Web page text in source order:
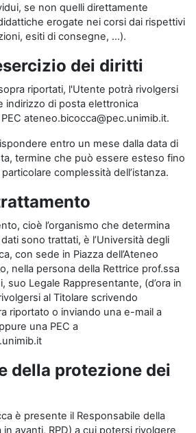
se non quelli direttamente
erogate nei corsi dai rispettivi
esiti di consegne, …).
dei diritti
riportati, l'Utente potrà rivolgersi
indirizzo di posta elettronica
ateneo.bicocca@pec.unimib.it.
entro un mese dalla data di
termine che può essere esteso fino
complessità dell’istanza.
cioè l’organismo che determina
sono trattati, è l’Università degli
con sede in Piazza dell’Ateneo
nella persona della Rettrice prof.ssa
suo Legale Rappresentante, (d’ora in
al Titolare scrivendo
riportato o inviando una e-mail a
una PEC a
della protezione dei
è presente il Responsabile della
avanti, RPD) a cui potersi rivolgere